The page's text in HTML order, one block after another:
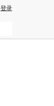
登录